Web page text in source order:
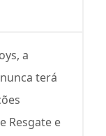
a
terá
Resgate e